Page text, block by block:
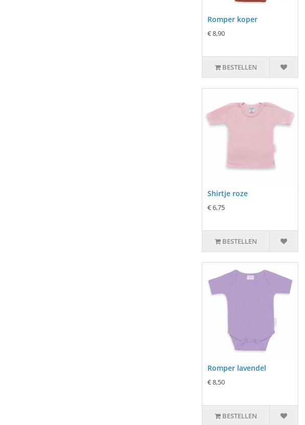
Romper koper
€ 8,90
BESTELLEN
Shirtje roze
€ 6,75
BESTELLEN
Romper lavendel
€ 8,50
BESTELLEN